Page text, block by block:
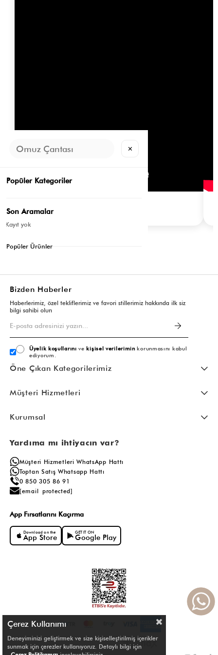
Bizden Haberler
Haberlerimiz, özel tekliflerimiz ve favori stillerimiz hakkında ilk siz
bilgi sahibi olun
Üyelik koşullarını vekişisel verileriminkorunmasını kabul
ediyorum.
Öne Çıkan Kategorilerimiz
Müşteri Hizmetleri
Kurumsal
Yardıma mı ihtiyacın var?
Müşteri Hizmetleri WhatsApp Hattı
Toptan Satış Whatsapp Hattı
0 850 305 86 91
[email protected]
App Fırsatlarını Kaçırma
Download on the
App Store
GET IT ON
Google Play
Çerez Kullanımı
Deneyiminizi geliştirmek ve size kişiselleştirilmiş içerikler
sunmak için çerezler kullanıyoruz. Detaylı bilgi için
✕
Popüler Kategoriler
Son Aramalar
Kayıt yok
Popüler Ürünler